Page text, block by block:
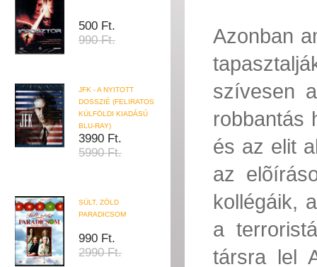
500 Ft.
990 Ft.
JFK - A NYITOTT
DOSSZIÉ (FELIRATOS
KÜLFÖLDI KIADÁSÚ
BLU-RAY)
3990 Ft.
5990 Ft.
SÜLT, ZÖLD
PARADICSOM
990 Ft.
2990 Ft.
Azonban
szívesen
robbantás
és az elit
az
kollégáik,
a
társra lel